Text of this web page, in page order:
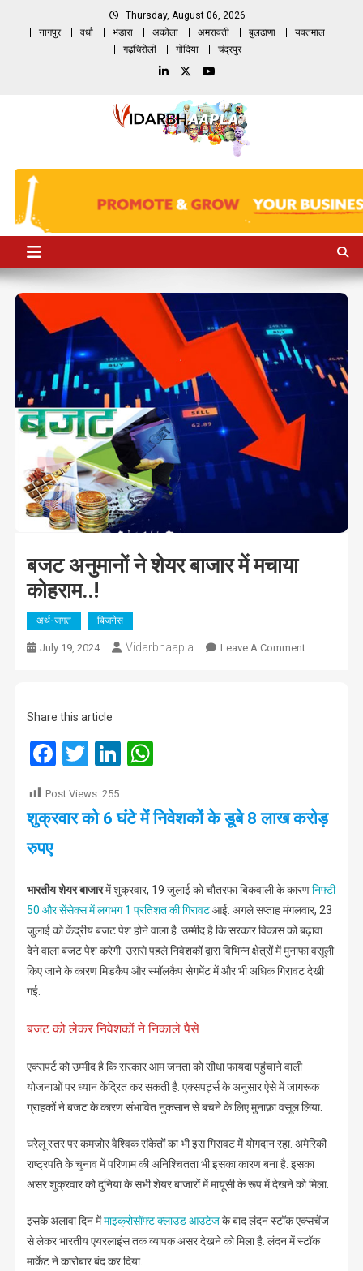
Thursday, August 06, 2026
नागपुर
वर्धा भंडारा अकोला अमरावती बुलढाणा
यवतमाल
गढ़चिरोली
गोंदिया चंद्रपुर
बजट अनुमानों ने शेयर बाजार में मचाया
कोहराम..!
अर्थ-जगत बिजनेस
July 19, 2024 Vidarbhaapla Leave A CommentOn
Share this article
Facebook
TwitterLinkedIn
WhatsApp
Post Views: 255
शुक्रवार को 6 घंटे में निवेशकों के डूबे 8 लाख करोड़
रुपए
भारतीय शेयर बाजारमें शुक्रवार, 19 जुलाई को चौतरफा बिकवाली के कारणनिफ्टी
50 और सेंसेक्स में लगभग 1 प्रतिशत की गिरावटआई. अगले सप्ताह मंगलवार, 23
जुलाई को केंद्रीय बजट पेश होने वाला है. उम्मीद है कि सरकार विकास को बढ़ावा
देने वाला बजट पेश करेगी. उससे पहले निवेशकों द्वारा विभिन्न क्षेत्रों में मुनाफा वसूली
किए जाने के कारण मिडकैप और स्मॉलकैप सेगमेंट में और भी अधिक गिरावट देखी
गई.
बजट को लेकर निवेशकों ने निकाले पैसे
एक्सपर्ट को उम्मीद है कि सरकार आम जनता को सीधा फायदा पहुंचाने वाली
योजनाओं पर ध्यान केंद्रित कर सकती है. एक्सपर्ट्स के अनुसार ऐसे में जागरूक
ग्राहकों ने बजट के कारण संभावित नुकसान से बचने के लिए मुनाफ़ा वसूल लिया.
घरेलू स्तर पर कमजोर वैश्विक संकेतों का भी इस गिरावट में योगदान रहा. अमेरिकी
राष्ट्रपति के चुनाव में परिणाम की अनिश्चितता भी इसका कारण बना है. इसका
असर शुक्रवार को दुनिया के सभी शेयर बाजारों में मायूसी के रूप में देखने को मिला.
इसके अलावा दिन मेंमाइक्रोसॉफ्ट क्लाउड आउटेजके बाद लंदन स्टॉक एक्सचेंज
से लेकर भारतीय एयरलाइंस तक व्यापक असर देखने को मिला है. लंदन में स्टॉक
मार्केट ने कारोबार बंद कर दिया.